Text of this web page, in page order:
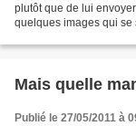
plutôt que de lui
quelques images qui se
Mais quelle
Publié le 27/05/2011 à